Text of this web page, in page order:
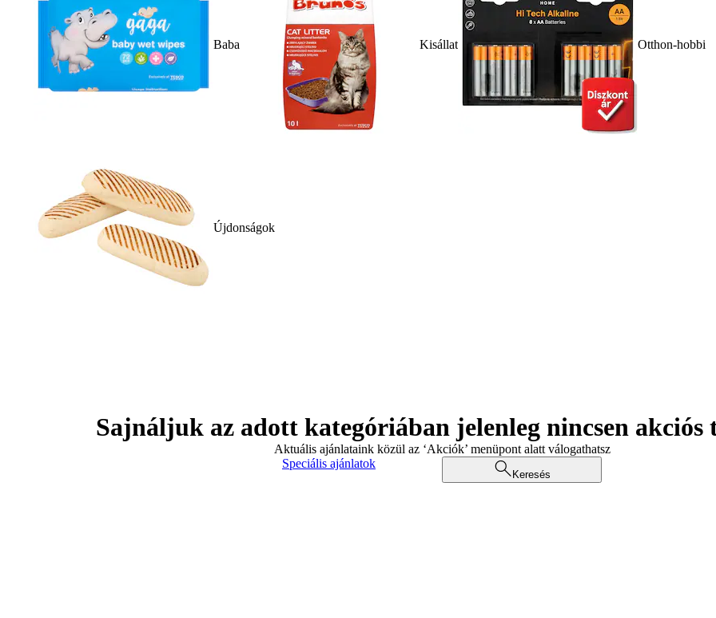
Baba Kisállat Otthon-hobbi
Újdonságok
Sajnáljuk az adott kategóriában jelenleg nincsen akciós
Aktuális ajánlataink közül az ‘Akciók’ menüpont alatt válogathatsz
Speciális ajánlatok
Keresés